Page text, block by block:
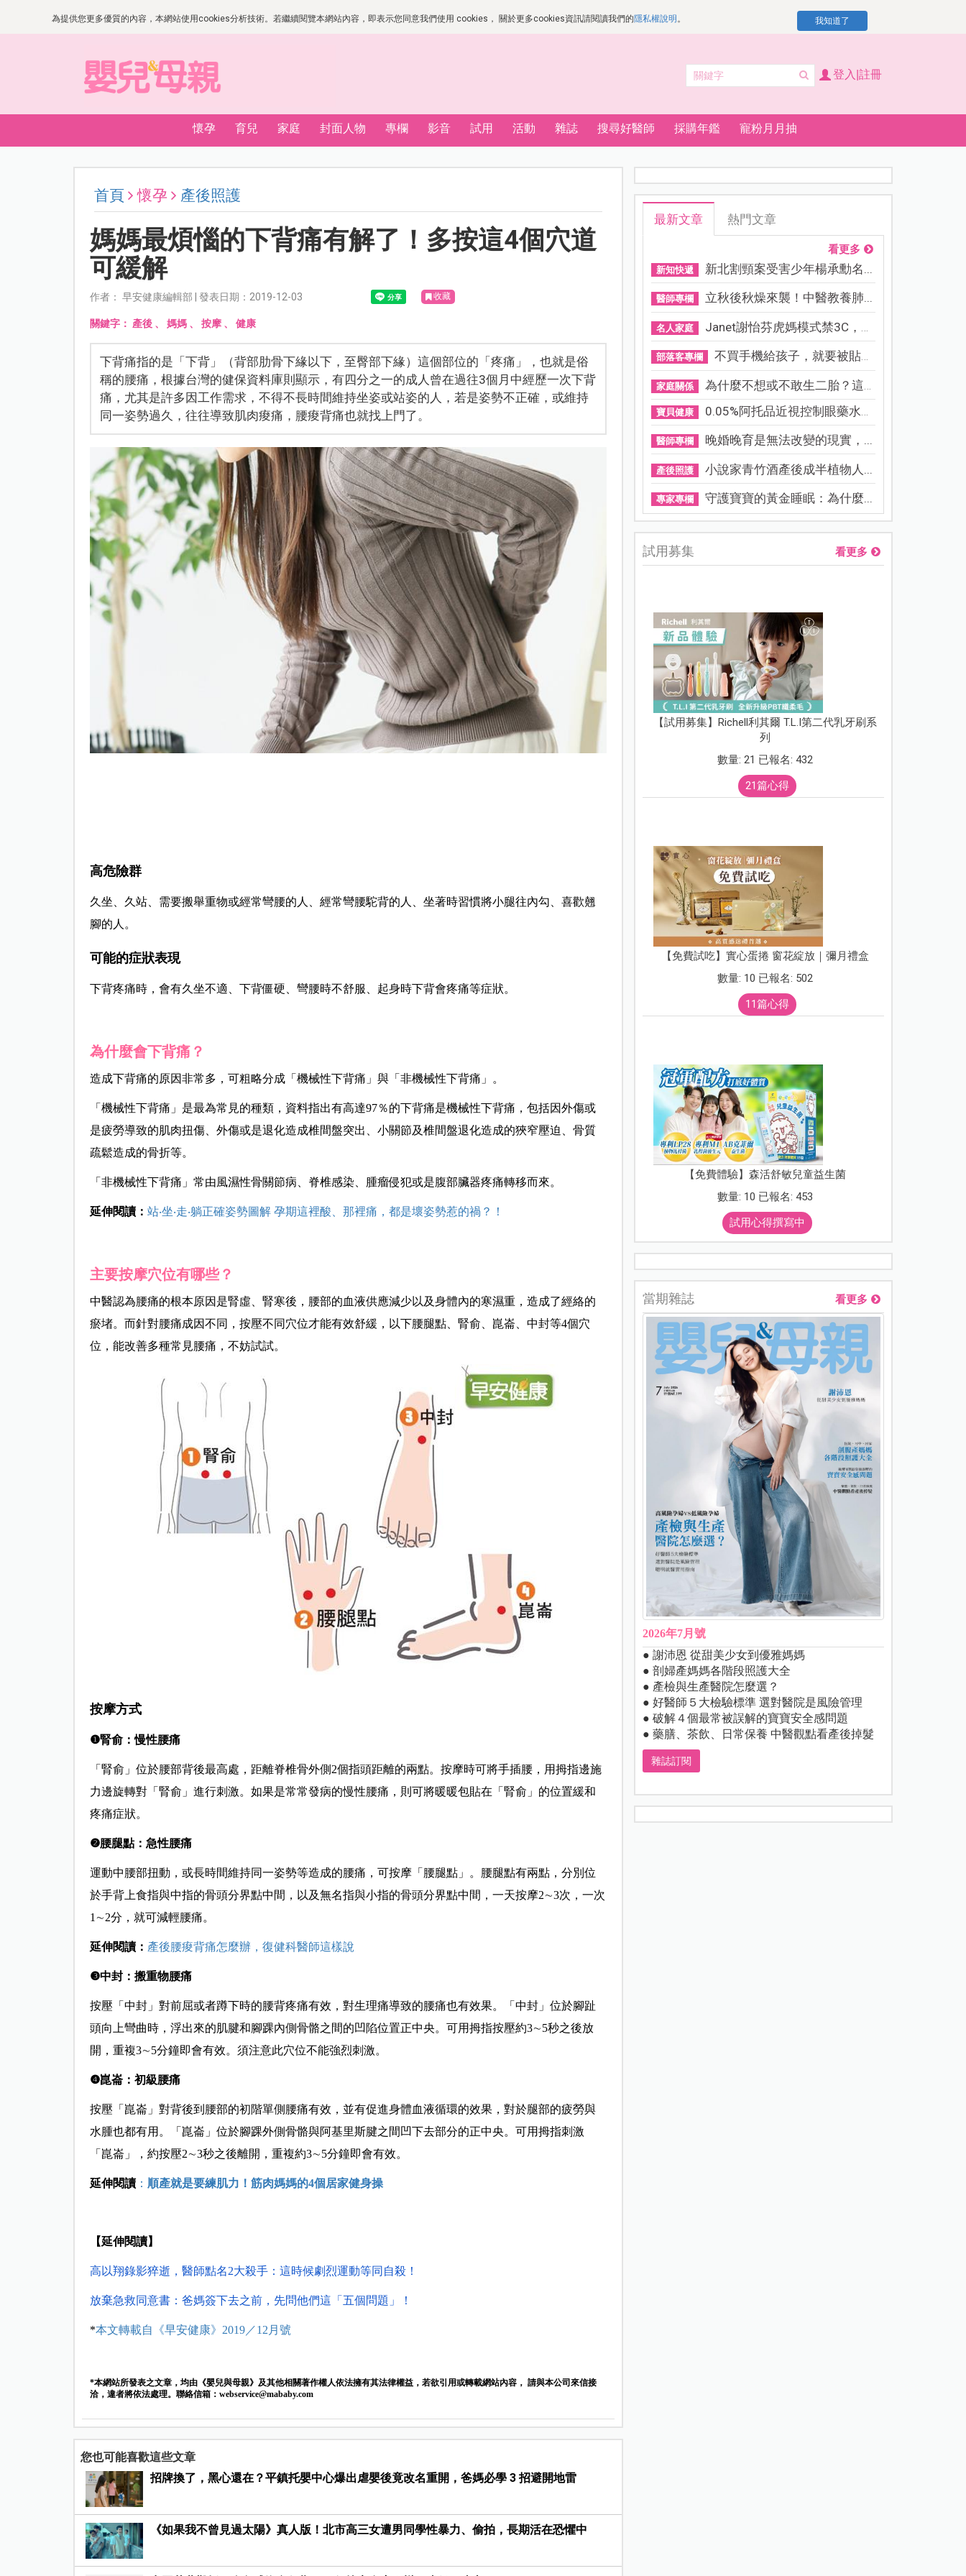
為提供您更多優質的內容，本網站使用cookies分析技術。若繼續閱覽本網站內容，即表示您同意我們使用 cookies， 關於更多cookies資訊請閱讀我們的隱私權說明 。 我知道了
登入|註冊
懷孕 育兒 家庭 封面人物 專欄 影音 試用 活動 雜誌 搜尋好醫師 採購年鑑 寵粉月月抽
首頁 懷孕 產後照護
媽媽最煩惱的下背痛有解了！多按這4個穴道
可緩解
作者： 早安健康編輯部 | 發表日期：2019-12-03 收藏
關鍵字： 產後、 媽媽、 按摩、 健康
下背痛指的是「下背」（背部肋骨下緣以下，至臀部下緣）這個部位的「疼痛」，也就是俗
稱的腰痛，根據台灣的健保資料庫則顯示，有四分之一的成人曾在過往3個月中經歷一次下背
痛，尤其是許多因工作需求，不得不長時間維持坐姿或站姿的人，若是姿勢不正確，或維持
同一姿勢過久，往往導致肌肉痠痛，腰痠背痛也就找上門了。
高危險群
久坐、久站、需要搬舉重物或經常彎腰的人、經常彎腰駝背的人、坐著時習慣將小腿往內勾、喜歡翹
腳的人。
可能的症狀表現
下背疼痛時，會有久坐不適、下背僵硬、彎腰時不舒服、起身時下背會疼痛等症狀。
為什麼會下背痛？
造成下背痛的原因非常多，可粗略分成「機械性下背痛」與「非機械性下背痛」。
「機械性下背痛」是最為常見的種類，資料指出有高達97％的下背痛是機械性下背痛，包括因外傷或
是疲勞導致的肌肉扭傷、外傷或是退化造成椎間盤突出、小關節及椎間盤退化造成的狹窄壓迫、骨質
疏鬆造成的骨折等。
「非機械性下背痛」常由風濕性骨關節病、脊椎感染、腫瘤侵犯或是腹部臟器疼痛轉移而來。
延伸閱讀： 站‧坐‧走‧躺正確姿勢圖解 孕期這裡酸、那裡痛，都是壞姿勢惹的禍？！
主要按摩穴位有哪些？
中醫認為腰痛的根本原因是腎虛、腎寒後，腰部的血液供應減少以及身體內的寒濕重，造成了經絡的
瘀堵。而針對腰痛成因不同，按壓不同穴位才能有效舒緩，以下腰腿點、腎俞、崑崙、中封等4個穴
位，能改善多種常見腰痛，不妨試試。
按摩方式
❶腎俞：慢性腰痛
「腎俞」位於腰部背後最高處，距離脊椎骨外側2個指頭距離的兩點。按摩時可將手插腰，用拇指邊施
力邊旋轉對「腎俞」進行刺激。如果是常常發病的慢性腰痛，則可將暖暖包貼在「腎俞」的位置緩和
疼痛症狀。
❷腰腿點：急性腰痛
運動中腰部扭動，或長時間維持同一姿勢等造成的腰痛，可按摩「腰腿點」。腰腿點有兩點，分別位
於手背上食指與中指的骨頭分界點中間，以及無名指與小指的骨頭分界點中間，一天按摩2∼3次，一次
1∼2分，就可減輕腰痛。
延伸閱讀： 產後腰痠背痛怎麼辦，復健科醫師這樣說
❸中封：搬重物腰痛
按壓「中封」對前屈或者蹲下時的腰背疼痛有效，對生理痛導致的腰痛也有效果。「中封」位於腳趾
頭向上彎曲時，浮出來的肌腱和腳踝內側骨骼之間的凹陷位置正中央。可用拇指按壓約3∼5秒之後放
開，重複3∼5分鐘即會有效。須注意此穴位不能強烈刺激。
❹崑崙：初級腰痛
按壓「崑崙」對背後到腰部的初階單側腰痛有效，並有促進身體血液循環的效果，對於腿部的疲勞與
水腫也都有用。「崑崙」位於腳踝外側骨骼與阿基里斯腱之間凹下去部分的正中央。可用拇指刺激
「崑崙」，約按壓2∼3秒之後離開，重複約3∼5分鐘即會有效。
延伸閱讀： 順產就是要練肌力！筋肉媽媽的4個居家健身操
【延伸閱讀】
高以翔錄影猝逝，醫師點名2大殺手：這時候劇烈運動等同自殺！
放棄急救同意書：爸媽簽下去之前，先問他們這「五個問題」！
*本文轉載自《早安健康》2019／12月號
*本網站所發表之文章，均由《嬰兒與母親》及其他相關著作權人依法擁有其法律權益，若欲引用或轉載網站內容， 請與本公司來信接
洽，違者將依法處理。聯絡信箱： webservice@mababy.com
您也可能喜歡這些文章
招牌換了，黑心還在？平鎮托嬰中心爆出虐嬰後竟改名重開，爸媽必學 3 招避開地雷
《如果我不曾見過太陽》真人版！北市高三女遭男同學性暴力、偷拍，長期活在恐懼中
最新文章 熱門文章
看更多
新知快遞 新北割頸案受害少年楊承勳名...
醫師專欄 立秋後秋燥來襲！中醫教養肺...
名人家庭 Janet謝怡芬虎媽模式禁3C，看...
部落客專欄 不買手機給孩子，就要被貼「...
家庭關係 為什麼不想或不敢生二胎？這8...
寶貝健康 0.05%阿托品近視控制眼藥水納...
醫師專欄 晚婚晚育是無法改變的現實，...
產後照護 小說家青竹酒產後成半植物人...
專家專欄 守護寶寶的黃金睡眠：為什麼...
試用募集 看更多
【試用募集】Richell利其爾 T.L.I第二代乳牙刷系
列
數量: 21 已報名: 432
21篇心得
【免費試吃】實心蛋捲 窗花綻放｜彌月禮盒
數量: 10 已報名: 502
11篇心得
【免費體驗】森活舒敏兒童益生菌
數量: 10 已報名: 453
試用心得撰寫中
當期雜誌 看更多
2026年7月號
● 謝沛恩 從甜美少女到優雅媽媽
● 剖婦產媽媽各階段照護大全
● 產檢與生產醫院怎麼選？
● 好醫師５大檢驗標準 選對醫院是風險管理
● 破解４個最常被誤解的寶寶安全感問題
● 藥膳、茶飲、日常保養 中醫觀點看產後掉髮
雜誌訂閱